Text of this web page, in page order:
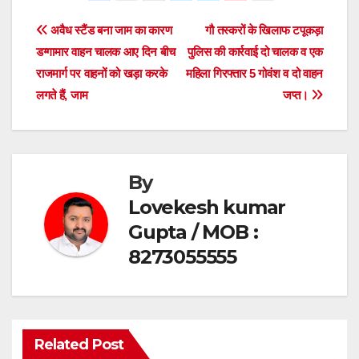
e
b
o
o
k
er s
A
p
e
Post
navigation
गौ तस्करों के खिलाफ टपूकड़ा
पुलिस की कार्रवाई दो चालक व एक
महिला गिरफ्तार 5 गोवंश व दो वाहन
जप्त।
अवैध स्टैंड बना जाम का कारण
डग्गामार वाहन चालक आए दिन बीच
राजमार्ग पर वाहनों को खड़ा करके
लगते हैं, जाम
By
Lovekesh kumar
Gupta / MOB :
8273055555
Related Post